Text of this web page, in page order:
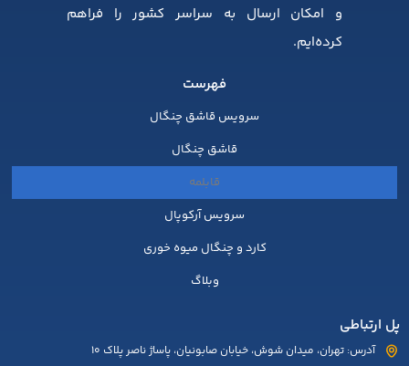
و امکان ارسال به سراسر کشور را فراهم
کرده‌ایم.
فهرست
سرویس قاشق چنگال
قاشق چنگال
قابلمه
سرویس آرکوپال
کارد و چنگال میوه خوری
وبلاگ
پل ارتباطی
آدرس: تهران، میدان شوش، خیابان صابونیان، پاساژ ناصر پلاک 10